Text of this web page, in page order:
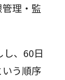
理・監
、60日
う順序